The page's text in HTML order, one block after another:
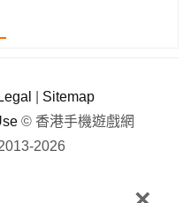
Legal
Sitemap
© 香港手機遊戲網
2026